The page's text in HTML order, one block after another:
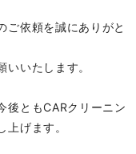
ご依頼を誠にありがと
いたします。
後ともCARクリーニン
げます。